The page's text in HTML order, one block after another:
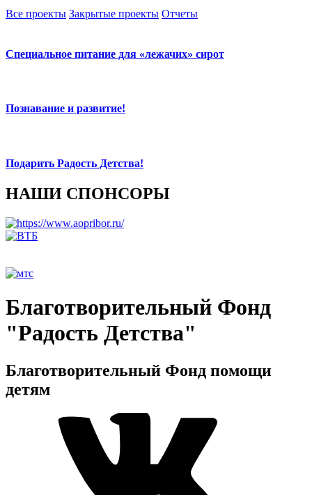
Все проекты Закрытые проекты Отчеты
Специальное питание для «лежачих» сирот
Познавание и развитие!
Подарить Радость Детства!
НАШИ СПОНСОРЫ
Благотворительный Фонд
"Радость Детства"
Благотворительный Фонд помощи
детям